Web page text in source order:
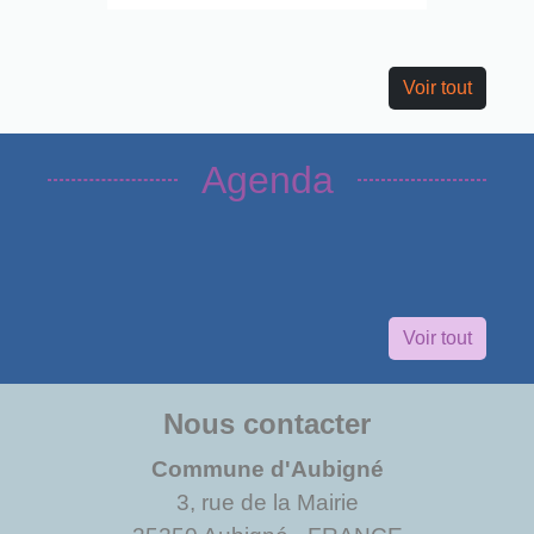
Voir tout
Agenda
Voir tout
Nous contacter
Commune d'Aubigné
3, rue de la Mairie